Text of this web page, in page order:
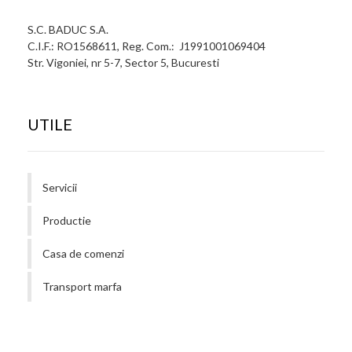
S.C. BADUC S.A.
C.I.F.: RO1568611, Reg. Com.: J1991001069404
Str. Vigoniei, nr 5-7, Sector 5, Bucuresti
UTILE
Servicii
Productie
Casa de comenzi
Transport marfa